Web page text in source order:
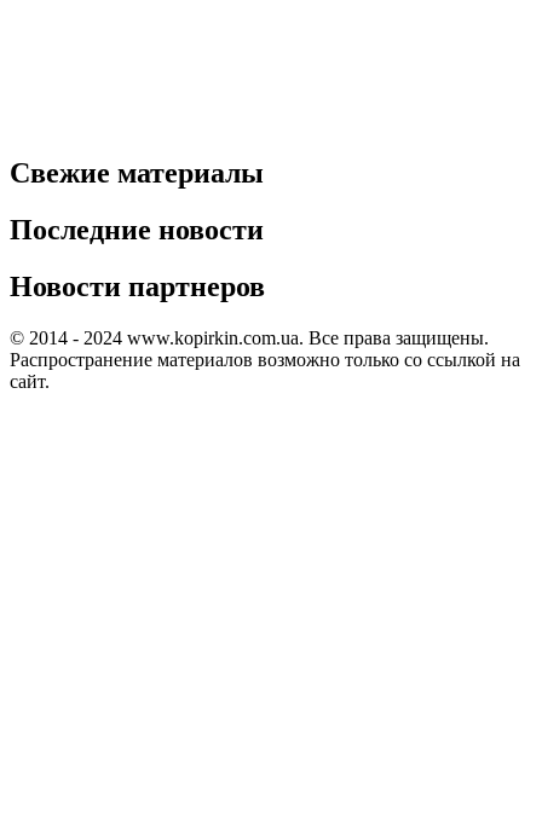
Свежие материалы
Последние новости
Новости партнеров
© 2014 - 2024 www.kopirkin.com.ua. Все права защищены.
Распространение материалов возможно только со ссылкой на
сайт.